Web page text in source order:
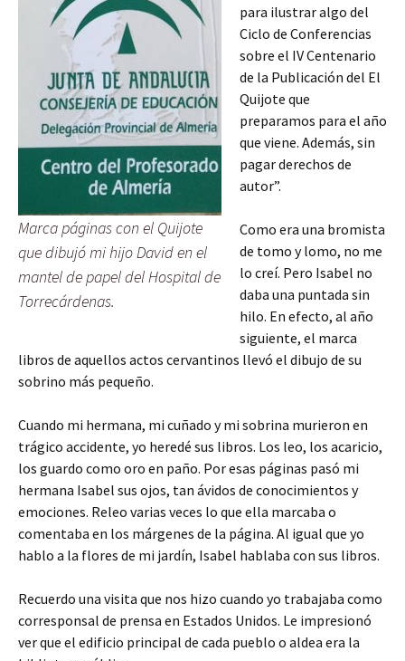
Marca páginas con el Quijote
que dibujó mi hijo David en el
mantel de papel del Hospital de
Torrecárdenas.
para ilustrar algo del
Ciclo de Conferencias
sobre el IV Centenario
de la Publicación del El
Quijote que
preparamos para el año
que viene. Además, sin
pagar derechos de
autor”.
Como era una bromista
de tomo y lomo, no me
lo creí. Pero Isabel no
daba una puntada sin
hilo. En efecto, al año
siguiente, el marca
libros de aquellos actos cervantinos llevó el dibujo de su
sobrino más pequeño.
Cuando mi hermana, mi cuñado y mi sobrina murieron en
trágico accidente, yo heredé sus libros. Los leo, los acaricio,
los guardo como oro en paño. Por esas páginas pasó mi
hermana Isabel sus ojos, tan ávidos de conocimientos y
emociones. Releo varias veces lo que ella marcaba o
comentaba en los márgenes de la página. Al igual que yo
hablo a la flores de mi jardín, Isabel hablaba con sus libros.
Recuerdo una visita que nos hizo cuando yo trabajaba como
corresponsal de prensa en Estados Unidos. Le impresionó
ver que el edificio principal de cada pueblo o aldea era la